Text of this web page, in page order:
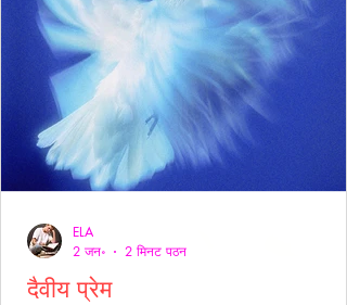
दैवीय प्रेम
ELA
2 जन॰
2 मिनट पठन